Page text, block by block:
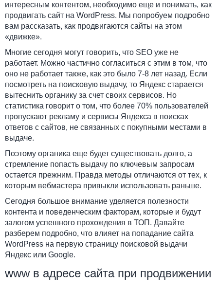
интересным контентом, необходимо еще и понимать, как
продвигать сайт на WordPress. Мы попробуем подробно
вам рассказать, как продвигаются сайты на этом
«движке».
Многие сегодня могут говорить, что SEO уже не
работает. Можно частично согласиться с этим в том, что
оно не работает также, как это было 7-8 лет назад. Если
посмотреть на поисковую выдачу, то Яндекс старается
вытеснить органику за счет своих сервисов. Но
статистика говорит о том, что более 70% пользователей
пропускают рекламу и сервисы Яндекса в поисках
ответов с сайтов, не связанных с покупными местами в
выдаче.
Поэтому органика еще будет существовать долго, а
стремление попасть выдачу по ключевым запросам
остается прежним. Правда методы отличаются от тех, к
которым вебмастера привыкли использовать раньше.
Сегодня большое внимание уделяется полезности
контента и поведенческим факторам, которые и будут
залогом успешного прохождения в ТОП. Давайте
разберем подробно, что влияет на попадание сайта
WordPress на первую страницу поисковой выдачи
Яндекс или Google.
www в адресе сайта при продвижении